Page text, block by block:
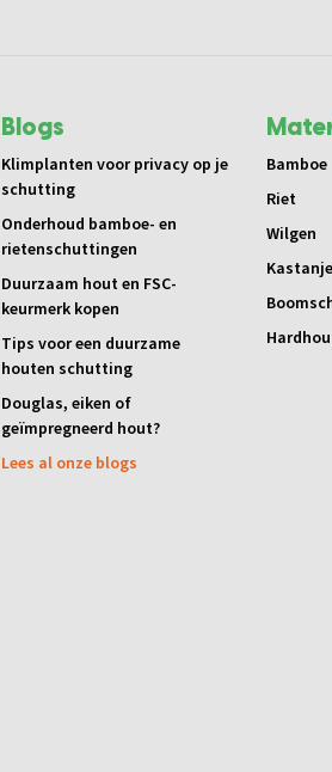
Blogs
Klimplanten voor privacy op je
schutting
Onderhoud bamboe- en
rietenschuttingen
Duurzaam hout en FSC-
keurmerk kopen
Tips voor een duurzame
houten schutting
Douglas, eiken of
geïmpregneerd hout?
Lees al onze blogs
Bamboe
Riet
Wilgen